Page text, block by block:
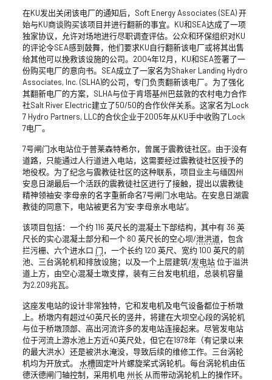
在KU发出关闭该电厂的通知后，Soft Energy Associates (SEA) 开
始与KU商谈购买该项目并进行翻新的事宜。KU和SEA达成了一项
独家协议，允许对场地进行尽职调查评估。公众和环保组织对KU
的评论令SEA感到鼓舞，他们要求KU自行翻新该电厂或将其出售
给其他可以挽救该设施的公司。2004年12月，KU和SEA签署了一
份购买电厂的意向书。SEA成立了一家名为Shaker Landing Hydro
Associates, Inc. (SLHA)的公司，专门负责翻新该电厂。为了强化
其翻新电厂的方案，SLHA与位于肯塔基州巴兹敦的农村电力合作
社Salt River Electric建立了50/50的合作伙伴关系。这家名为Lock
7 Hydro Partners, LLC的合伙企业于2005年从KU手中收购了Lock
7电厂。
7号闸门水电站位于普莱森特希尔，曾属于震教徒社区。由于没有
道路，只能通过人行道进入电站，这需要经过震教徒社区授予的
地役权。为了纪念与震教徒社区的这种联系，项目业主与缅因州
安息日湖最后一个活跃的震教徒社区进行了接触，提出以震教徒
精神领袖安·李母亲的名字重新命名7号闸门水电站。在安息日湖震
教徒的同意下，电站被更名为“安·李母亲水电站”。
该项目包括：一个约 116 英尺长的混凝土下部结构，其中有 36 英
尺长的实心混凝土部分和一个 80 英尺长的空心坝/泄洪道，包含
拦污栅、六个进水口 门，一个长约 120 英尺、宽约 100 英尺的前
池、三台涡轮机和排放设施；以及一个上层建筑/发电站位于溢洪
道上方，由空心混凝土墩支撑，装有三台发电机组，总装机容量
为2.209兆瓦。
这座发电站的设计非常独特，它和发电机及电气设备都位于桥墩
上。桥墩内有超过40英尺长的竖井，将建在大坝空心段的涡轮机
与位于桥墩顶部、高出河流许多的发电站连接起来。尽管发电站
位于河流上游水池上方近40英尺处，但它在1978年（有记录以来
的最大洪水）还是被洪水淹没，导致后续的维修工作。三台涡轮
机均为开放式。 水槽固定叶片螺旋桨式涡轮机。每台涡轮机由伍
德沃德闸门轴控制，采用机电州长从而带动涡轮机上的操作环。